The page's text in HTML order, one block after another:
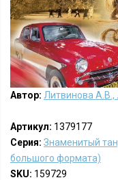
Автор: Литвинова А.В.,
Артикул: 1379177
Серия: Знаменитый
большого формата)
SKU: 159729